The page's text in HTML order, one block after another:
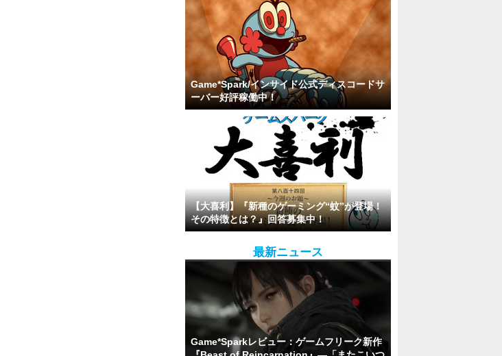
Game*Spark/インサイド公式ディスコードサ
ーバー好評稼働中！
【大喜利】『新種のゲーミング“蚊”が登場！
その特徴とは？』回答募集中！
最新ニュース
Game*Sparkレビュー：ゲームフリーク新作